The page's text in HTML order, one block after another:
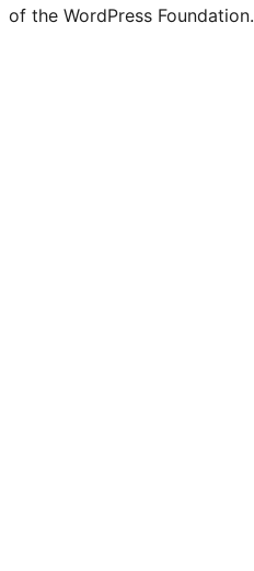
of the WordPress Foundation.